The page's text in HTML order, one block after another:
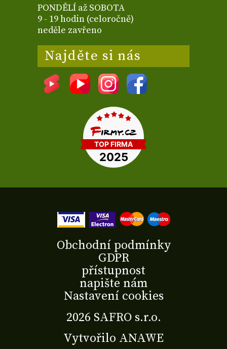
PONDĚLÍ až SOBOTA
9 - 19 hodin (celoročně)
neděle zavřeno
Najděte si nás
2026 SAFRO s.r.o.
Vytvořilo ANAWE
Obchodní podmínky
GDPR
přístupnost
napište nám
Nastavení cookies